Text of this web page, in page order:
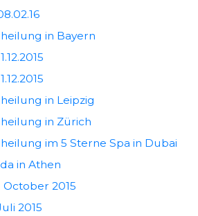
in Bayern
in Leipzig
in Zürich
im 5 Sterne Spa in Dubai
in Athen
2015
2015